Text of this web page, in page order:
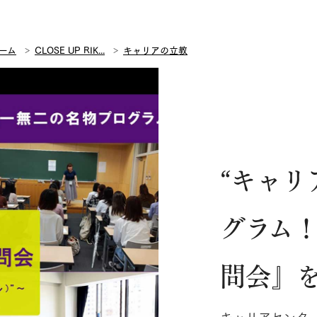
ム CLOSE UP RIK... キャリアの立教
“キャ
グラム
問会』